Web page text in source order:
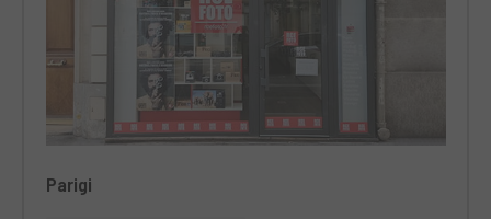
Parigi